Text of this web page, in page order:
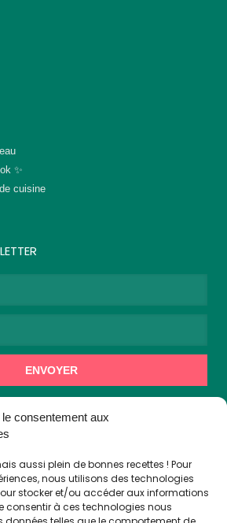
consentement aux
aussi plein de bonnes recettes ! Pour
nous utilisons des technologies
stocker et/ou accéder aux informations
consentir à ces technologies nous
✨
cuisine
ENVOYER
acceptez de recevoir des
part de Cuisto Cook.
Suivez-nous !